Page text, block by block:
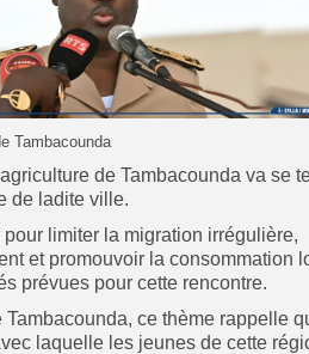
Tambacounda
de Tambacounda va se
de ladite ville.
pour limiter la migration irrégulière,
et promouvoir la consommation
prévues pour cette rencontre.
ce thème rappelle
laquelle les jeunes de cette